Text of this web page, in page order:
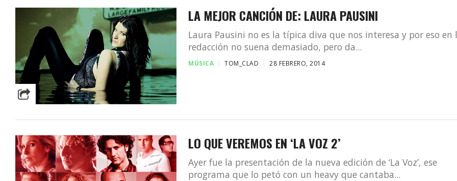
LA MEJOR CANCIÓN DE: LAURA PAUSINI
Laura Pausini no es la típica diva que nos interesa y por eso en
redacción no suena demasiado, pero da...
MÚSICA TOM_CLAD 28 FEBRERO, 2014
LO QUE VEREMOS EN ‘LA VOZ 2’
Ayer fue la presentación de la nueva edición de ‘La Voz’, ese
programa que lo petó con un heavy que cantaba...